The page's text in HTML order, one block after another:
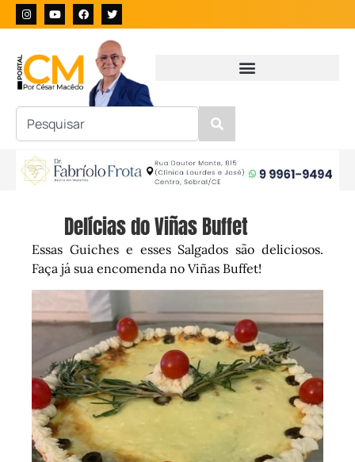
Delícias do Viñas Buffet
Essas Guiches e esses Salgados são deliciosos.
Faça já sua encomenda no Viñas Buffet!